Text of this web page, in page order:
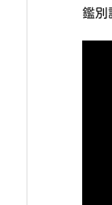
鑑別